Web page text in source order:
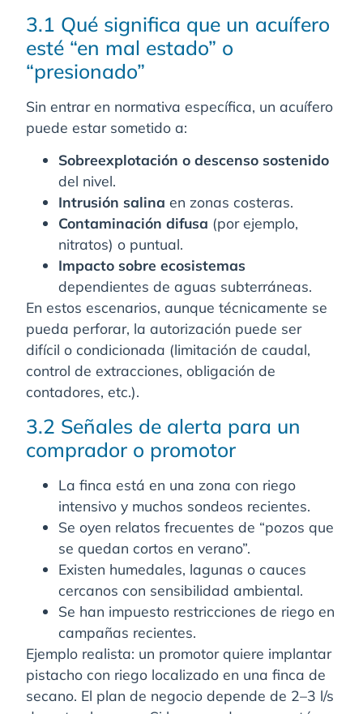
3.1 Qué significa que un acuífero
esté “en mal estado” o
“presionado”
Sin entrar en normativa específica, un acuífero
puede estar sometido a:
Sobreexplotación o descenso sostenido
del nivel.
Intrusión salina en zonas costeras.
Contaminación difusa (por ejemplo,
nitratos) o puntual.
Impacto sobre ecosistemas
dependientes de aguas subterráneas.
En estos escenarios, aunque técnicamente se
pueda perforar, la autorización puede ser
difícil o condicionada (limitación de caudal,
control de extracciones, obligación de
contadores, etc.).
3.2 Señales de alerta para un
comprador o promotor
La finca está en una zona con riego
intensivo y muchos sondeos recientes.
Se oyen relatos frecuentes de “pozos que
se quedan cortos en verano”.
Existen humedales, lagunas o cauces
cercanos con sensibilidad ambiental.
Se han impuesto restricciones de riego en
campañas recientes.
Ejemplo realista: un promotor quiere implantar
pistacho con riego localizado en una finca de
secano. El plan de negocio depende de 2–3 l/s